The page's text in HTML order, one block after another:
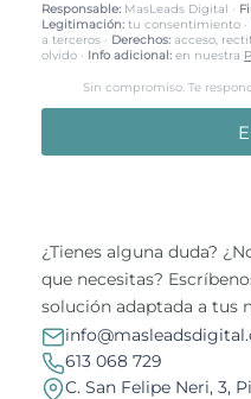
Responsable: MasLeads Digital ·
Legitimación: tu consentimiento ·
a terceros · Derechos: acceso,
olvido · Info adicional: en nuestra
Sin compromiso. Te
¿Tienes alguna duda?
que necesitas?
solución adaptada a tus
613 068 729
C. San Felipe Neri, 3,